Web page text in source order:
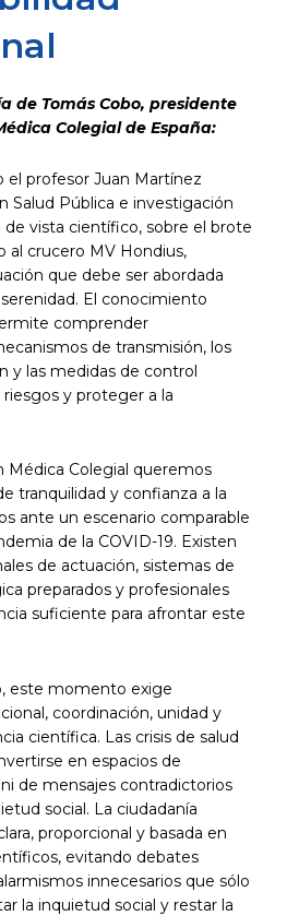
de Tomás Cobo, presidente
Colegial de España:
el profesor Juan Martínez
Salud Pública e investigación
de vista científico, sobre el brote
al crucero MV Hondius,
que debe ser abordada
El conocimiento
comprender
de transmisión, los
y las medidas de control
y proteger a la
Médica Colegial queremos
tranquilidad y confianza a la
ante un escenario comparable
de la COVID-19. Existen
de actuación, sistemas de
preparados y profesionales
suficiente para afrontar este
este momento exige
coordinación, unidad y
científica. Las crisis de salud
en espacios de
de mensajes contradictorios
social. La ciudadanía
proporcional y basada en
evitando debates
innecesarios que sólo
la inquietud social y restar la